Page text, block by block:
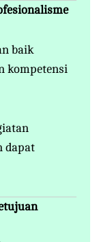
baik
kompetensi
dapat